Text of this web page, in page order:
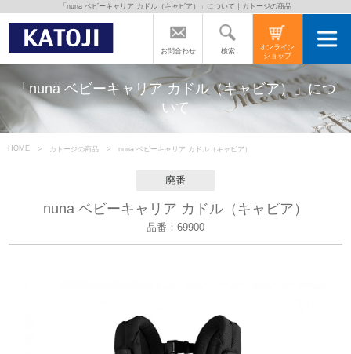
トップページ
カトージの商品
商品をご愛用の方へ
よくあるご質問
会社案内
お問合わせ 検索
オンライン
ショップ
「nuna ベビーキャリア カドル（キャビア）」について｜カトージの商品
「nuna ベビーキャリア カドル（キャビア）」につ
いて
HOME カトージの商品 nuna ベビーキャリア カドル（キャビア）
廃番
nuna ベビーキャリア カドル（キャビア）
品番：69900